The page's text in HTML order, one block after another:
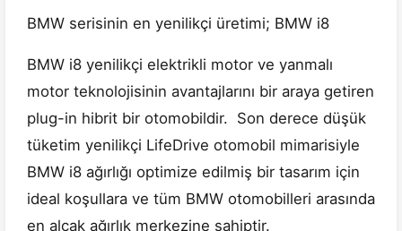
BMW serisinin en yenilikçi üretimi; BMW i8
BMW i8 yenilikçi elektrikli motor ve yanmalı
motor teknolojisinin avantajlarını bir araya getiren
plug-in hibrit bir otomobildir. Son derece düşük
tüketim yenilikçi LifeDrive otomobil mimarisiyle
BMW i8 ağırlığı optimize edilmiş bir tasarım için
ideal koşullara ve tüm BMW otomobilleri arasında
en alçak ağırlık merkezine sahiptir.